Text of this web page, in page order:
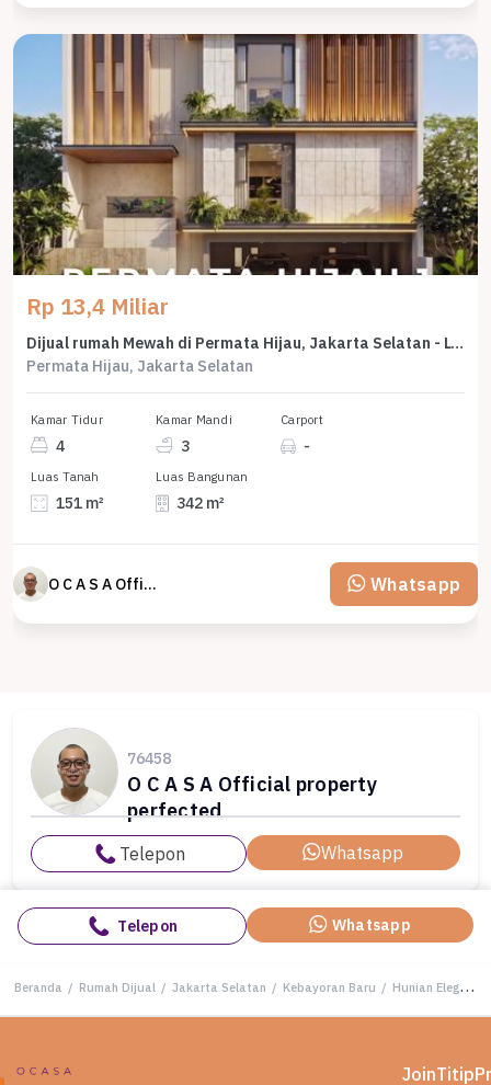
Rp 13,4 Miliar
Dijual rumah Mewah di Permata Hijau, Jakarta Selatan - LT 151m²
Permata Hijau, Jakarta Selatan
Kamar Tidur
4
Kamar Mandi
3
Carport
-
Luas Tanah
151 m²
Luas Bangunan
342 m²
O C A S A Official property perfected Whatsapp
76458
O C A S A Official property
perfected
Telepon Whatsapp
Telepon Whatsapp
Beranda / Rumah Dijual / Jakarta Selatan / Kebayoran Baru / Hunian Elegan di Kebayoran Baru, Jakarta Selatan, 4 Kamar Tidur, LT 393m²
JoinTitip